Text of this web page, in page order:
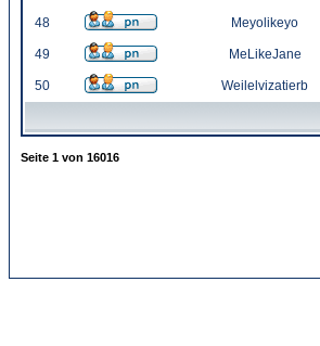
48 Meyolikeyo
49 MeLikeJane
50 Weilelvizatierb
Seite 1 von 16016